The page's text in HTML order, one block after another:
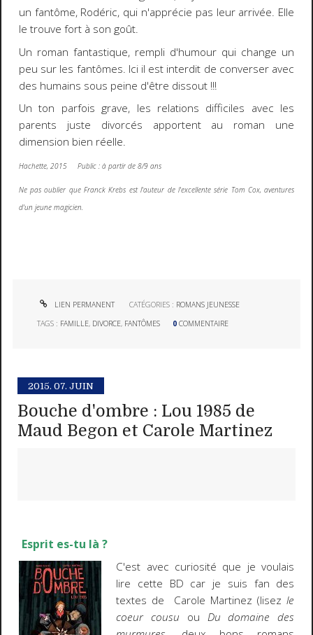
un fantôme, Rodéric, qui n'apprécie pas leur arrivée. Elle
le trouve fort à son goût.
Un roman fantastique, rempli d'humour qui change un
peu sur les fantômes. Ici il est interdit de converser avec
des humains sous peine d'être dissout !!!
Un ton parfois grave, les relations difficiles avec les
parents juste divorcés apportent au roman une
dimension bien réelle.
Hachette, 2015 Public : à partir de 8/9 ans
Ne pas oublier que Franck Krebs est l'auteur de l'excellente série Tom Cox, aventures
d'un jeune magicien.
LIEN PERMANENT CATÉGORIES : ROMANS JEUNESSE
TAGS : FAMILLE, DIVORCE, FANTÔMES 0 COMMENTAIRE
2015. 07. JUIN
Bouche d'ombre : Lou 1985 de
Maud Begon et Carole Martinez
Esprit es-tu là ?
C'est avec curiosité que je voulais
lire cette BD car je suis fan des
textes de Carole Martinez (lisezle
coeur cousu ou Du domaine des